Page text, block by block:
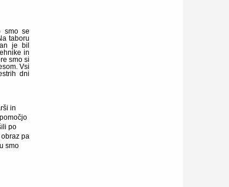
smo se
taboru
je bil
in
smo si
Vsi
dni
in
po
pa
smo